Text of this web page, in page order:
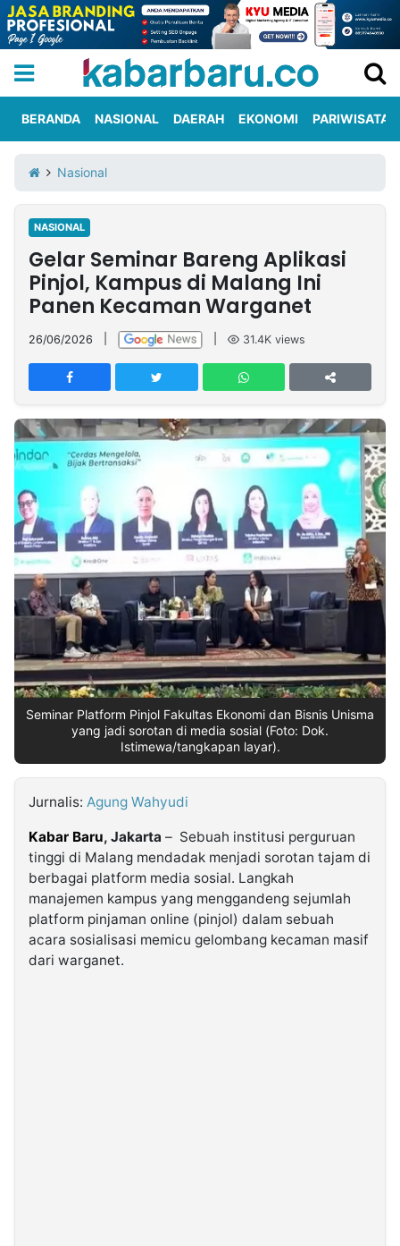
Iklan
Berita
Kami
Nasional
International
Olahraga
Entertainment
Daerah
Pariwisata
Kuliner
Kolom
Network
PT
TREETAN
INDONESIA
Insight
NTB
Suara
Time
Lens
IDN
Daily
Jogja
Jalan
Rakyat
Idealita
News
Kita
Notice
Dinamikapost.com
Radar
Baru
Seedbacklink
Follow
Kabarbaru
Kabarbaru.co
2026
Kabarbaru
Holding
BERANDA NASIONAL DAERAH EKONOMI PARIWISATA
Nasional
NASIONAL
Gelar Seminar Bareng Aplikasi
Pinjol, Kampus di Malang Ini
Panen Kecaman Warganet
26/06/2026 31.4K views
Seminar Platform Pinjol Fakultas Ekonomi dan Bisnis Unisma
yang jadi sorotan di media sosial (Foto: Dok.
Istimewa/tangkapan layar).
Jurnalis: Agung Wahyudi
Kabar Baru, Jakarta – Sebuah institusi perguruan
tinggi di Malang mendadak menjadi sorotan tajam di
berbagai platform media sosial. Langkah
manajemen kampus yang menggandeng sejumlah
platform pinjaman online (pinjol) dalam sebuah
acara sosialisasi memicu gelombang kecaman masif
dari warganet.